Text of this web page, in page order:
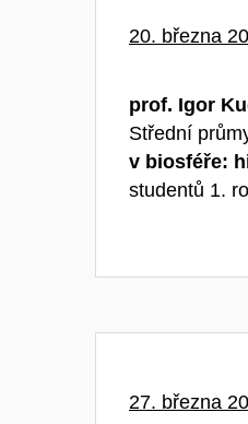
20. března
prof. Igor
Střední
v biosféře:
studentů 1.
27. března